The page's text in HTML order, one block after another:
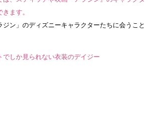
ます。
ン」のディズニーキャラクターたちに会うこと
でしか見られない衣装のデイジー